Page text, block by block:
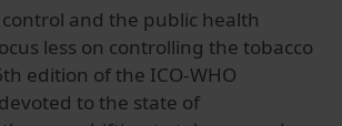
and the public health
less on controlling the tobacco
edition of the ICO-WHO
to the state of